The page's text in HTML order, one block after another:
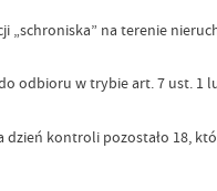
„schroniska” na terenie
odbioru w trybie art. 7 ust. 1
kontroli pozostało 18,